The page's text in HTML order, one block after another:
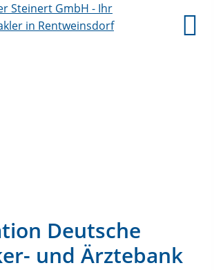
Deutsche
und Ärztebank